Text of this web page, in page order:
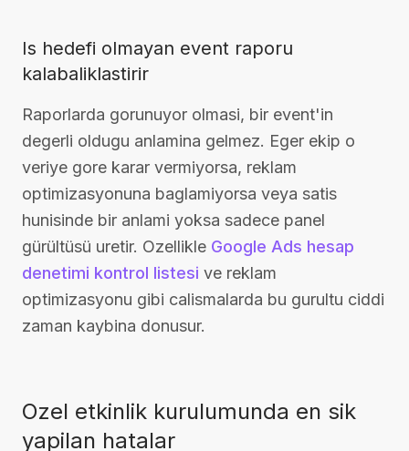
Is hedefi olmayan event raporu
kalabaliklastirir
Raporlarda gorunuyor olmasi, bir event'in
degerli oldugu anlamina gelmez. Eger ekip o
veriye gore karar vermiyorsa, reklam
optimizasyonuna baglamiyorsa veya satis
hunisinde bir anlami yoksa sadece panel
gürültüsü uretir. Ozellikle Google Ads hesap
denetimi kontrol listesi ve reklam
optimizasyonu gibi calismalarda bu gurultu ciddi
zaman kaybina donusur.
Ozel etkinlik kurulumunda en sik
yapilan hatalar